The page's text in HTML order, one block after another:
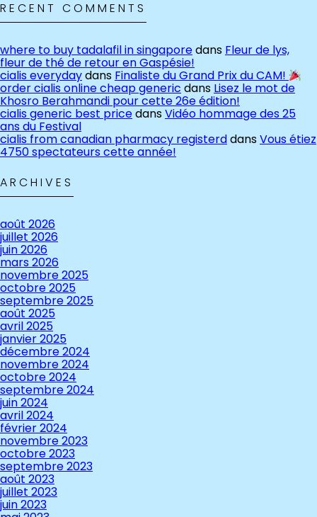
RECENT COMMENTS
where to buy tadalafil in singaporedans Fleur de lys,
fleur de thé de retour en Gaspésie!
cialis everydaydans Finaliste du Grand Prix du CAM!
order cialis online cheap generic dans Lisez le mot de
Khosro Berahmandi pour cette 26e édition!
cialis generic best pricedansVidéo hommage des 25
ans du Festival
cialis from canadian pharmacy registerddansVous étiez
4750 spectateurs cette année!
ARCHIVES
août 2026
juillet 2026
juin 2026
mars 2026
novembre 2025
octobre 2025
septembre 2025
août 2025
avril 2025
janvier 2025
décembre 2024
novembre 2024
octobre 2024
septembre 2024
juin 2024
avril 2024
février 2024
novembre 2023
octobre 2023
septembre 2023
août 2023
juillet 2023
juin 2023